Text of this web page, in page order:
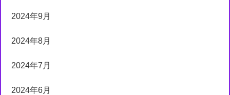
2024年9月
2024年8月
2024年7月
2024年6月